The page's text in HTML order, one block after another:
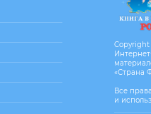
«Страна
Все
и